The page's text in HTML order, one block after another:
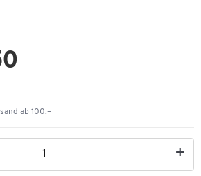
ab 100.–
+